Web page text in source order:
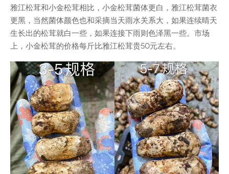
雅江松茸和小金松茸相比，小金松茸菌体更白，雅江松茸菌衣
更黑，当然菌体颜色也和采摘当天雨水关系大，如果连续晴天
生长出的松茸就白一些，如果连接下雨则色泽黑一些。市场
上，小金松茸的价格每斤比雅江松茸贵50元左右。